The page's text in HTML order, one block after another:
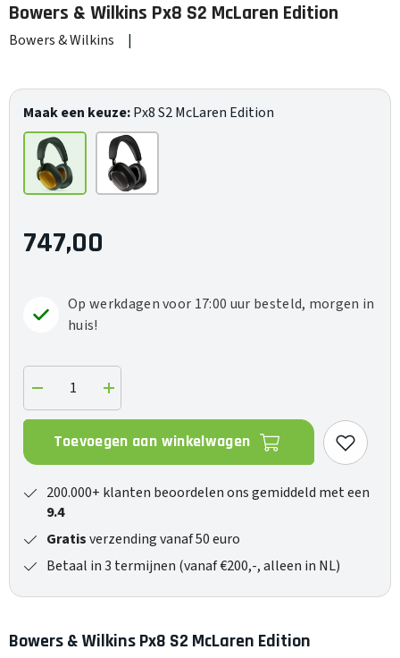
Bowers & Wilkins Px8 S2 McLaren Edition
Bowers & Wilkins |
Maak een keuze:Px8 S2 McLaren Edition
747,00
Op werkdagen voor 17:00 uur besteld, morgen in
huis!
Verlaag
de
hoeveelheid
voor
Edition
Verhoog
de
hoeveelheid
Px8
Edition
Toevoegen aan winkelwagen
200.000+ klanten beoordelen ons gemiddeld met een
9.4
Gratisverzending vanaf 50 euro
Betaal in 3 termijnen (vanaf €200,-, alleen in NL)
Bowers & Wilkins Px8 S2 McLaren Edition